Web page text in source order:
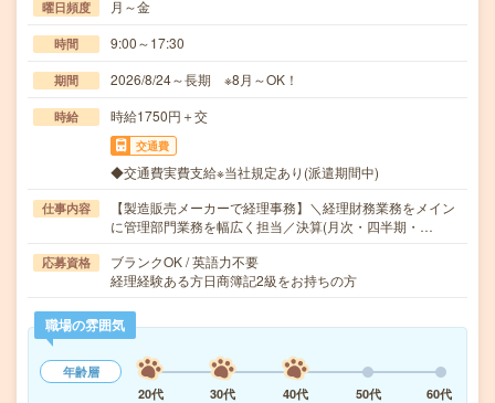
曜日頻度 月～金
時間 9:00～17:30
期間 2026/8/24～長期 ※8月～OK！
時給 時給1750円＋交
交通費
◆交通費実費支給※当社規定あり(派遣期間中)
仕事内容
【製造販売メーカーで経理事務】＼経理財務業務をメイン
に管理部門業務を幅広く担当／決算(月次・四半期・…
応募資格
ブランクOK / 英語力不要
経理経験ある方日商簿記2級をお持ちの方
職場の雰囲気
年齢層
20代
30代 40代 50代
60代